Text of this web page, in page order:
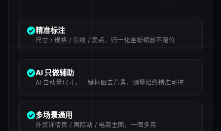
精准标注
尺寸 / 规格 / 引线 / 卖点，归一化坐标缩放不跑位
AI 只做辅助
AI 自动量尺寸、一键抠图去背景，测量始终精准可控
多场景通用
外贸详情页 / 国际站 / 电商主图，一图多用